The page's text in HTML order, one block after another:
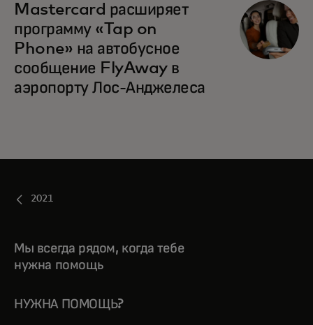
Mastercard расширяет
программу «Tap on
Phone» на автобусное
сообщение FlyAway в
аэропорту Лос-Анджелеса
2021
Мы всегда рядом, когда тебе
нужна помощь
НУЖНА ПОМОЩЬ?